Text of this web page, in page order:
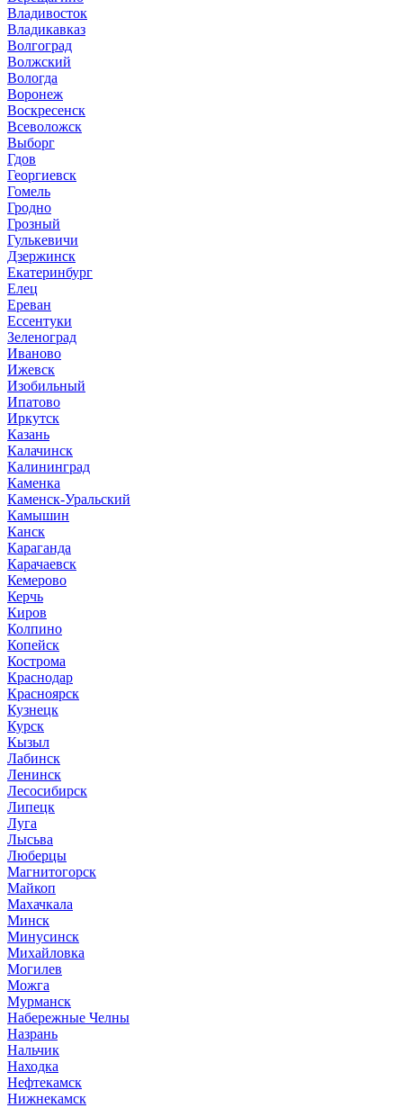
Владивосток
Владикавказ
Волгоград
Волжский
Вологда
Воронеж
Воскресенск
Всеволожск
Выборг
Гдов
Георгиевск
Гомель
Гродно
Грозный
Гулькевичи
Дзержинск
Екатеринбург
Елец
Ереван
Ессентуки
Зеленоград
Иваново
Ижевск
Изобильный
Ипатово
Иркутск
Казань
Калачинск
Калининград
Каменка
Каменск-Уральский
Камышин
Канск
Караганда
Карачаевск
Кемерово
Керчь
Киров
Колпино
Копейск
Кострома
Краснодар
Красноярск
Кузнецк
Курск
Кызыл
Лабинск
Ленинск
Лесосибирск
Липецк
Луга
Лысьва
Люберцы
Магнитогорск
Майкоп
Махачкала
Минск
Минусинск
Михайловка
Могилев
Можга
Мурманск
Набережные Челны
Назрань
Нальчик
Находка
Нефтекамск
Нижнекамск